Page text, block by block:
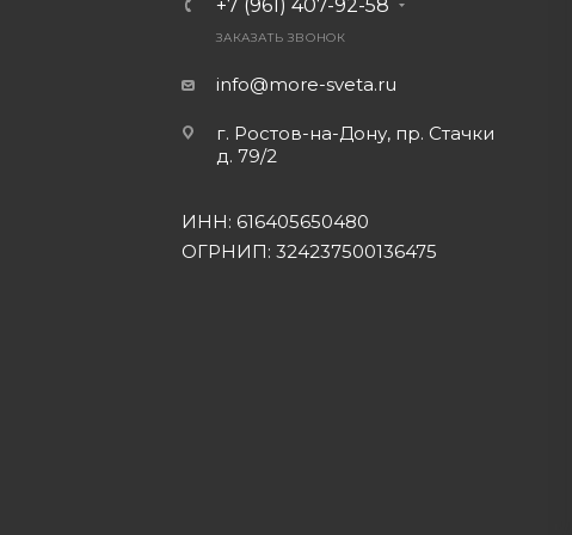
+7 (961) 407-92-58
ЗАКАЗАТЬ ЗВОНОК
info@more-sveta.ru
г. Ростов-на-Дону, пр. Стачки
д. 79/2
ИНН: 616405650480
ОГРНИП: 324237500136475